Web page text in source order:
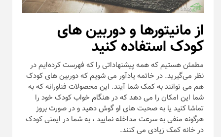
از مانیتورها و دوربین های
کودک استفاده کنید
مطمئن هستیم که همه پیشنهاداتی را که فهرست کرده‌ایم در
نظر می‌گیرید. در خاتمه یادآور می شویم که دوربین های کودک
هم می توانند به کمک شما آیند. این محصولات فناورانه که به
شما این امکان را می دهد که در هنگام خواب کودک خود را
تماشا کنید یا به صحبت های او گوش دهید و در صورت بروز
هرگونه منفی به سرعت مداخله نمایید ، به شما در ایمنی کودک
در خانه کمک زیادی می کنند.